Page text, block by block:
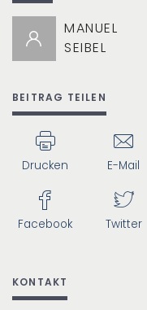
MANUEL
SEIBEL
BEITRAG TEILEN
Drucken E-Mail
Facebook Twitter
KONTAKT